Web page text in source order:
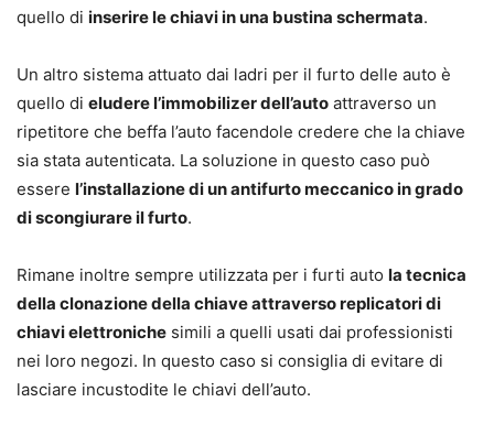
quello di inserire le chiavi in una bustina schermata.
Un altro sistema attuato dai ladri per il furto delle auto è
quello di eludere l’immobilizer dell’auto attraverso un
ripetitore che beffa l’auto facendole credere che la chiave
sia stata autenticata. La soluzione in questo caso può
essere l’installazione di un antifurto meccanico in grado
di scongiurare il furto.
Rimane inoltre sempre utilizzata per i furti auto la tecnica
della clonazione della chiave attraverso replicatori di
chiavi elettroniche simili a quelli usati dai professionisti
nei loro negozi. In questo caso si consiglia di evitare di
lasciare incustodite le chiavi dell’auto.